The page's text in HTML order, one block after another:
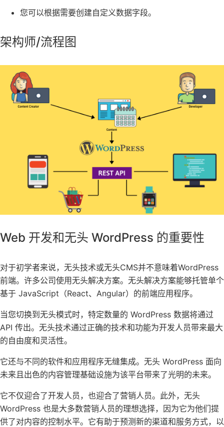
您可以根据需要创建自定义数据字段。
架构师/流程图
Web 开发和无头 WordPress 的重要性
对于初学者来说，无头技术或无头CMS并不意味着WordPress
前端。许多公司使用无头解决方案。无头解决方案能够托管单个
基于 JavaScript（React、Angular）的前端应用程序。
当您切换到无头模式时，特定数量的 WordPress 数据将通过
API 传出。无头技术通过正确的技术和功能为开发人员带来最大
的自由度和灵活性。
它还与不同的软件和应用程序无缝集成。无头 WordPress 面向
未来且出色的内容管理基础设施为该平台带来了光明的未来。
它不仅迎合了开发人员，也迎合了营销人员。此外，无头
WordPress 也是大多数营销人员的理想选择，因为它为他们提
供了对内容的控制水平。它有助于预测新的渠道和服务方式，以